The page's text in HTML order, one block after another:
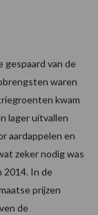
gespaard van de
waren
kwam
lager uitvallen
aardappelen en
zeker nodig was
2014. In de
prijzen
de